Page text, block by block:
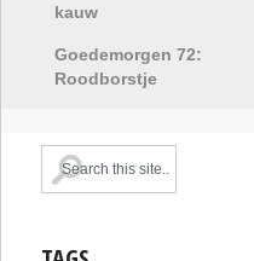
kauw
Goedemorgen 72:
Roodborstje